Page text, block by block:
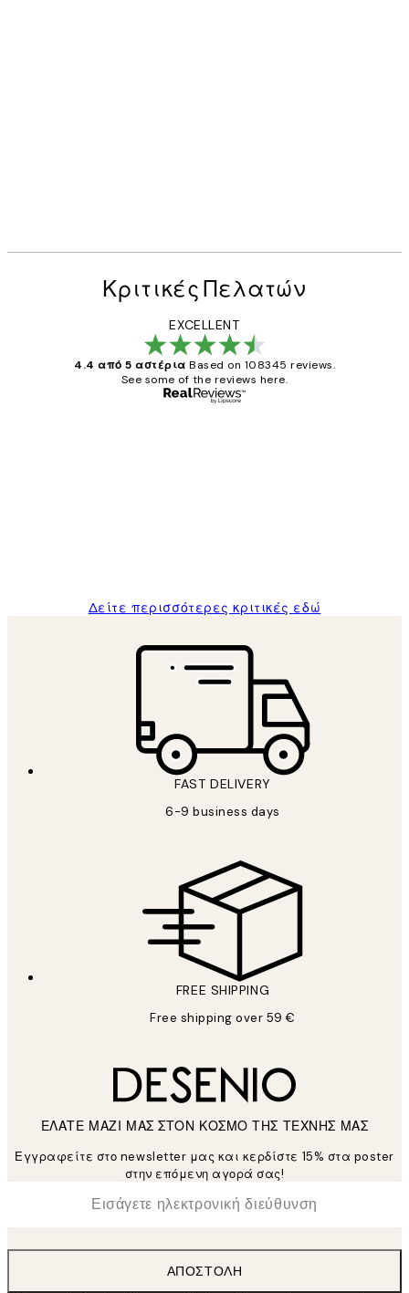
Κριτικές Πελατών
EXCELLENT
4.4 από 5 αστέρια Based on 108345 reviews.
See some of the reviews here.
Δείτε περισσότερες κριτικές εδώ
FAST DELIVERY
6-9 business days
FREE SHIPPING
Free shipping over 59 €
ΕΛΑΤΕ ΜΑΖΙ ΜΑΣ ΣΤΟΝ ΚΟΣΜΟ ΤΗΣ ΤΕΧΝΗΣ ΜΑΣ
Εγγραφείτε στο newsletter μας και κερδίστε 15% στα poster
στην επόμενη αγορά σας!
Ηλεκτρονική Διεύθυνση
ΑΠΟΣΤΟΛΉ